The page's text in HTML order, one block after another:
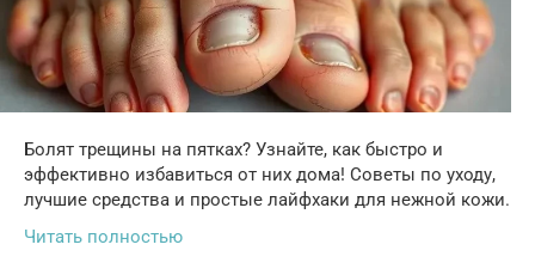
Болят трещины на пятках? Узнайте, как быстро и
эффективно избавиться от них дома! Советы по уходу,
лучшие средства и простые лайфхаки для нежной кожи.
Читать полностью